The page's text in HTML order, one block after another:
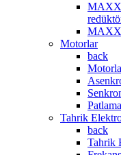
Motorlar
back
Tahrik
back
Tahrik